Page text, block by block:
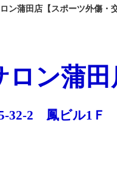
蒲田店【スポーツ外傷・
ロン蒲田
32-2 鳳ビル1Ｆ